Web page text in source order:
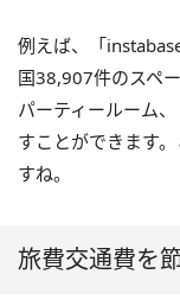
例えば、「
国38,907件のスペ
パーティールーム
すことができます
すね。
旅費交通費を